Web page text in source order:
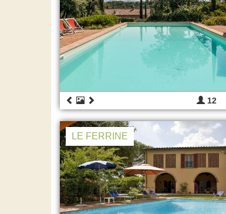
12
LE FERRINE